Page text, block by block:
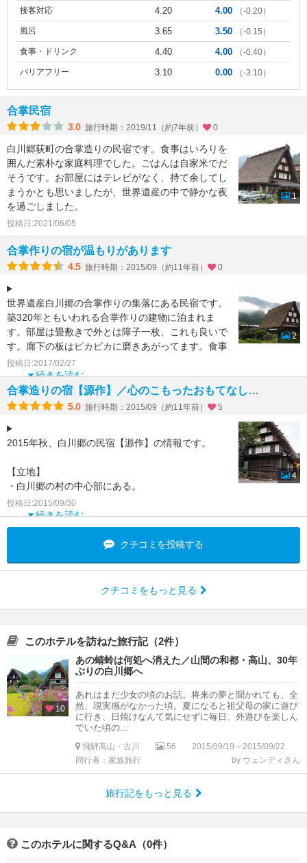
接客対応 4.20 4.00 （-0.20）
風呂 3.65 3.50 （-0.15）
食事・ドリンク 4.40 4.00 （-0.40）
バリアフリー 3.10 0.00 （-3.10）
合掌民宿
3.0 旅行時期：2019/11（約7年前） 0
白川郷荻町の合掌造りの民宿です。食事はいろりを
囲んだ素朴な家庭料理でした。ごはんは自家米でだ
そうです。お部屋にはテレビがなく、持て余してし
まうかとも思いましたが、世界遺産の中で静かな夜
を過ごしました。
投稿日:2021/06/05
1
合掌作りの宿が温もりがあります
4.5 旅行時期：2015/09（約11年前） 0
世界遺産白川郷の合掌作りの集落にある民宿です。
築320年ともいわれる合掌作りの建物に泊まれま
す。部屋は畳敷きで外とは障子一枚、これも良いで
す。廊下の板はピカピカに磨きあがってます。食事
はいろりの間で食
続きを読む
投稿日:2017/02/27
2
合掌造りの宿【源作】／心のこもったおもてなし…
5.0 旅行時期：2015/09（約11年前） 5
2015年秋、白川郷の民宿【源作】の情報です。
【立地】
・白川郷の村の中心部にある。
・展望台までは徒歩20分程度。
・民家園までは徒歩5分程度。
続きを読む
投稿日:2015/09/30
4
クチコミを投稿する
クチコミをもっと見る
このホテルを訪ねた旅行記（2件）
10
あの蜻蛉は何処へ消えた／山間の和都・高山、30年
ぶりの白川郷へ
あれはまだ少女の頃のお話。将来の夢と聞かれても、全
然、現実感がなかった頃。夏になると祖父母の家に遊び
に行き、日焼けなんて気にせずに毎日、外遊びを楽しん
でいた頃の...
飛騨高山・古川 56
2015/09/19～2015/09/22
同行者：家族旅行
by ウェンディさん
旅行記をもっと見る
このホテルに関するQ&A（0件）